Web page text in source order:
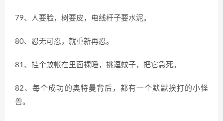
79、人要脸，树要皮，电线杆子要水泥。
80、忍无可忍，就重新再忍。
81、挂个蚊帐在里面裸睡，挑逗蚊子，把它急死。
82、每个成功的奥特曼背后，都有一个默默挨打的小怪
兽。